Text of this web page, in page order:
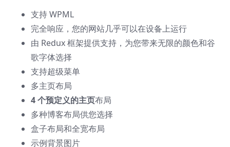
支持 WPML
完全响应，您的网站几乎可以在设备上运行
由 Redux 框架提供支持，为您带来无限的颜色和谷
歌字体选择
支持超级菜单
多主页布局
4 个预定义的主页布局
多种博客布局供您选择
盒子布局和全宽布局
示例背景图片